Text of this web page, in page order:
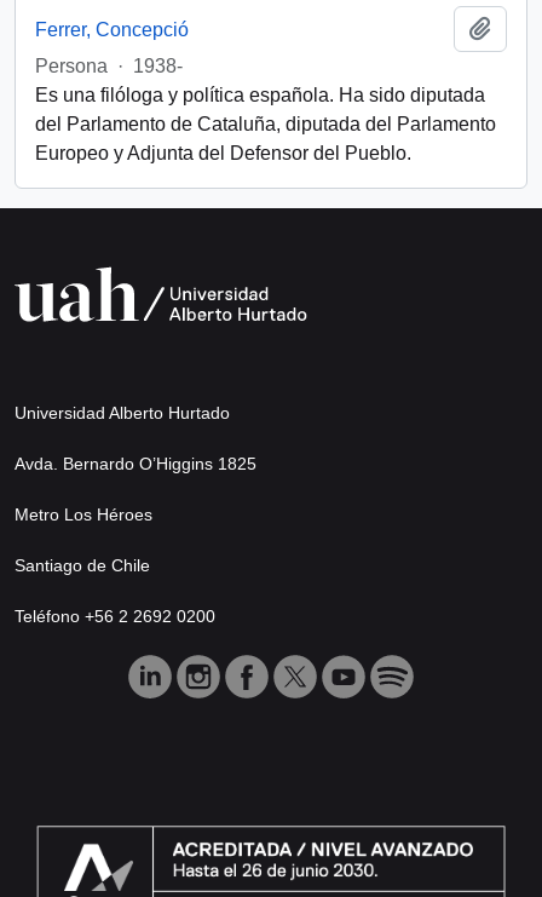
Ferrer, Concepció
Persona
· 1938-
Es una filóloga y política española. Ha sido diputada
del Parlamento de Cataluña, diputada del Parlamento
Europeo y Adjunta del Defensor del Pueblo.
Universidad Alberto Hurtado
Avda. Bernardo O’Higgins 1825
Metro Los Héroes
Santiago de Chile
Teléfono +56 2 2692 0200